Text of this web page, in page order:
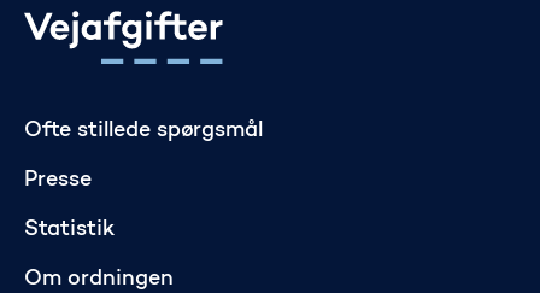
Ofte stillede spørgsmål
Presse
Statistik
Om ordningen